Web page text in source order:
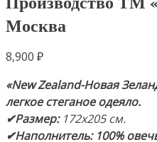
Москва
8,900 ₽
«New Zealand-Новая
легкое стеганое одеяло.
✔Размер:172х205 см.
✔Наполнитель: 100%